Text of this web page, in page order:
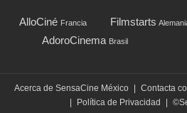
AlloCiné Francia Filmstarts
AdoroCinema Brasil
Acerca de SensaCine México Contacta
Política de Privacidad